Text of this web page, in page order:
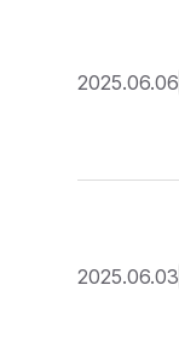
2025.06.06
2025.06.03